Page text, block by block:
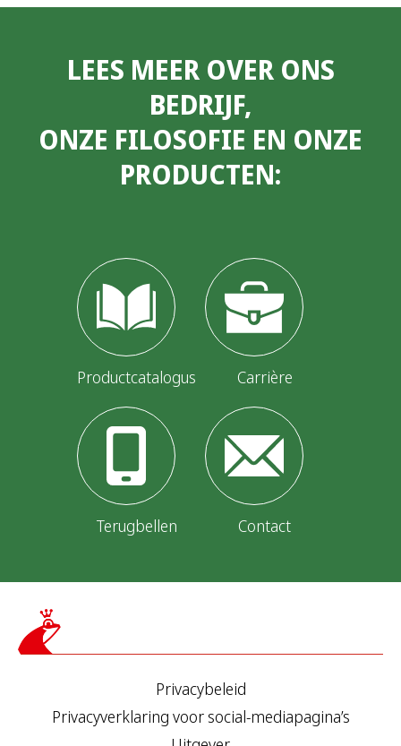
LEES MEER OVER ONS
BEDRIJF,
ONZE FILOSOFIE EN ONZE
PRODUCTEN:
Productcatalogus Carrière
Terugbellen Contact
Privacybeleid
Privacyverklaring voor social-mediapagina’s